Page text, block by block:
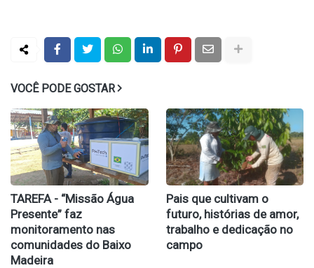
VOCÊ PODE GOSTAR
TAREFA - “Missão Água
Presente” faz
monitoramento nas
comunidades do Baixo
Madeira
Pais que cultivam o
futuro, histórias de amor,
trabalho e dedicação no
campo